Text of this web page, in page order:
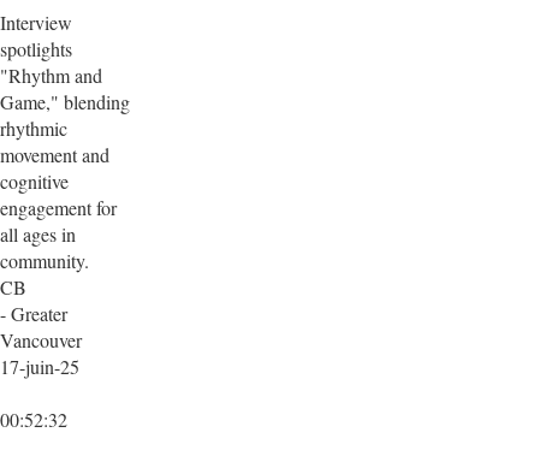
Interview
spotlights
"Rhythm and
Game," blending
rhythmic
movement and
cognitive
engagement for
all ages in
community.
CB
- Greater
Vancouver
17-juin-25
00:52:32